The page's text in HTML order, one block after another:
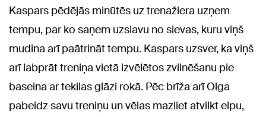
Kaspars pēdējās minūtēs uz trenažiera uzņem
tempu, par ko saņem uzslavu no sievas, kuru viņš
mudina arī paātrināt tempu. Kaspars uzsver, ka viņš
arī labprāt treniņa vietā izvēlētos zvilnēšanu pie
baseina ar tekilas glāzi rokā. Pēc brīža arī Olga
pabeidz savu treniņu un vēlas mazliet atvilkt elpu,